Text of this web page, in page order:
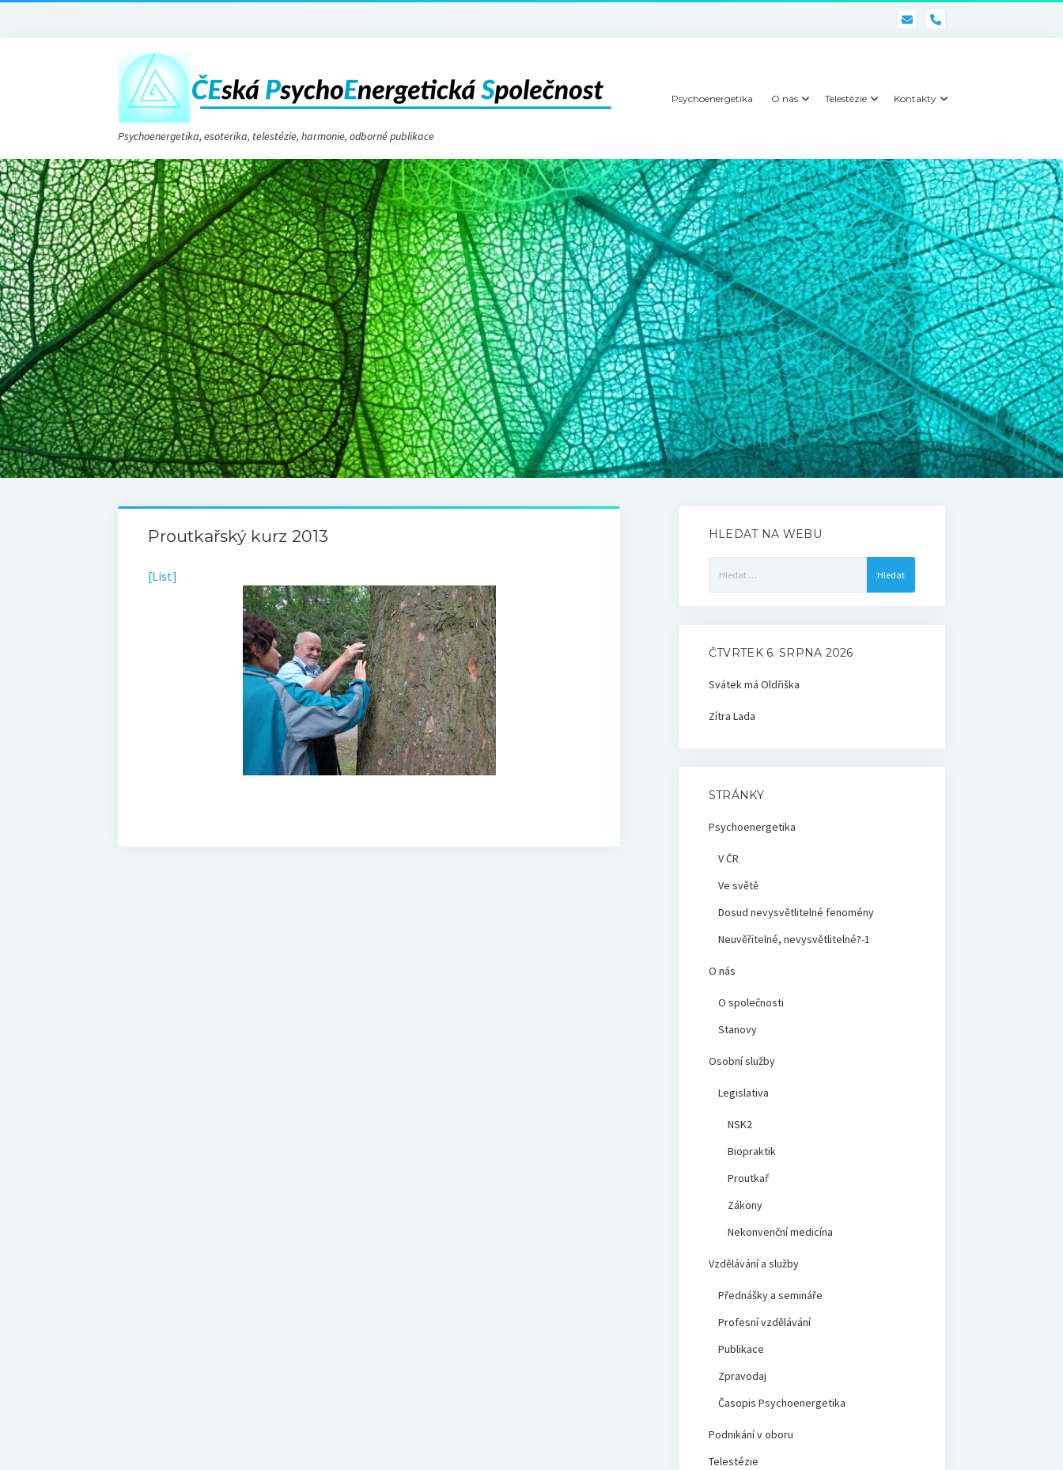
phone
Psychoenergetika, esoterika, telestézie, harmonie, odborné publikace
Psychoenergetika O nás Telestézie Kontakty
Proutkařský kurz 2013
[List]
HLEDAT NA WEBU
ČTVRTEK 6. SRPNA 2026
Svátek má Oldřiška
Zítra Lada
STRÁNKY
Psychoenergetika
V ČR
Ve světě
Dosud nevysvětlitelné fenomény
Neuvěřitelné, nevysvětlitelné?-1
O nás
O společnosti
Stanovy
Osobní služby
Legislativa
NSK2
Biopraktik
Proutkař
Zákony
Nekonvenční medicína
Vzdělávání a služby
Přednášky a semináře
Profesní vzdělávání
Publikace
Zpravodaj
Časopis Psychoenergetika
Podnikání v oboru
Telestézie